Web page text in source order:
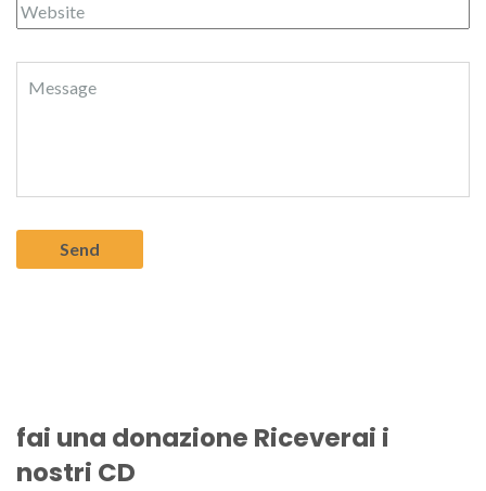
fai una donazione Riceverai i
nostri CD